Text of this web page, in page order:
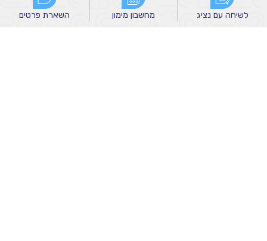
לשיחה עם נציג מחשבון מימון השארת פרטים
לקוח. מקור הנתונים המוצגים הינו מסוכנויות הרכב השונות. מלאי
לשיחה עם נציג מחשבון מימון השארת פרטים